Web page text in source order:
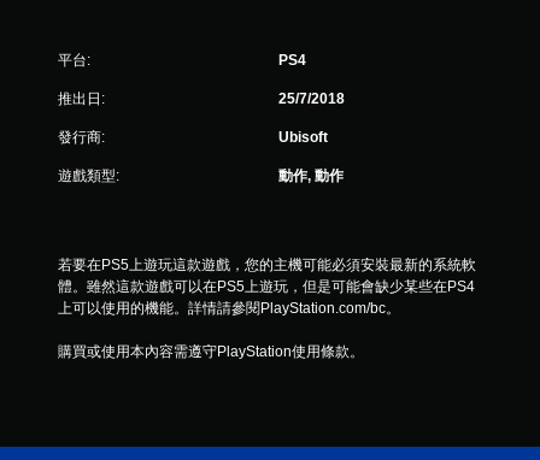
分
平台: PS4
推出日: 25/7/2018
發行商: Ubisoft
遊戲類型: 動作, 動作
若要在PS5上遊玩這款遊戲，您的主機可能必須安裝最新的系統軟
體。雖然這款遊戲可以在PS5上遊玩，但是可能會缺少某些在PS4
上可以使用的機能。詳情請參閱PlayStation.com/bc。
購買或使用本內容需遵守PlayStation使用條款。